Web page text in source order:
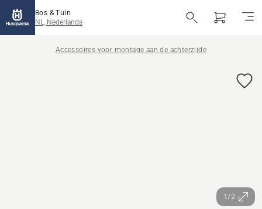
Bos & Tuin
NL, Nederlands
Accessoires voor montage aan de achterzijde
1/2